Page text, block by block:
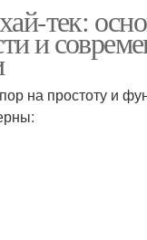
тек:
и
на простоту и